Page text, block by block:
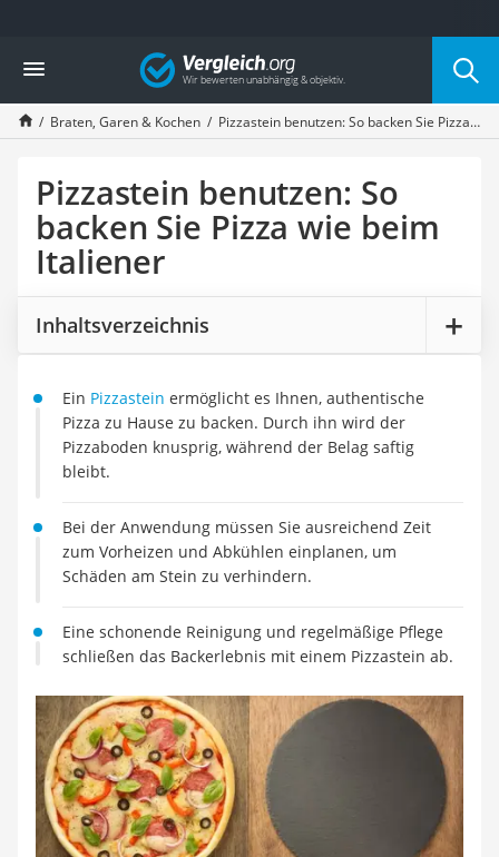
Die beliebtesten Vergleiche nach Kategorie
Haushalt
Wassersprudler
Zentralstaubsauger
Wischroboter
Wäschespinne
Industriestaubsauger
Spülmaschinentabs
Akku-Staubsauger
Eierkocher
AEG-Waschmaschine
Saug-Wisch-Roboter
Milchaufschäumer
Kondenstrockner
Reiskocher
Heißwasserspender
Ecovacs-Saugroboter
Nespresso-Maschine
Messerschärfer
Vergleich
Braten, Garen & Kochen Pizzastein benutzen: So backen Sie Pizza wie beim Italiener
Pizzastein benutzen: So
backen Sie Pizza wie beim
Italiener
Inhaltsverzeichnis
Ein Pizzastein ermöglicht es Ihnen, authentische
Pizza zu Hause zu backen. Durch ihn wird der
Pizzaboden knusprig, während der Belag saftig
bleibt.
Bei der Anwendung müssen Sie ausreichend Zeit
zum Vorheizen und Abkühlen einplanen, um
Schäden am Stein zu verhindern.
Eine schonende Reinigung und regelmäßige Pflege
schließen das Backerlebnis mit einem Pizzastein ab.